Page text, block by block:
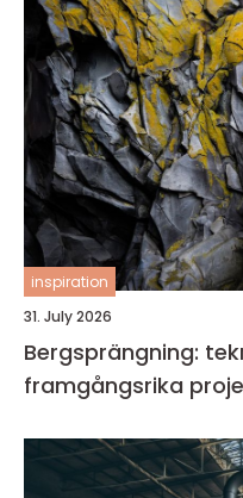
inspiration
31. July 2026
Bergsprängning:
framgångsrika